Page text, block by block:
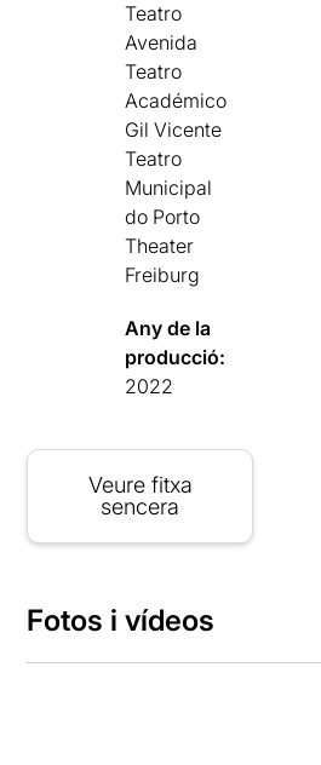
Teatro
Avenida
Teatro
Académico
Gil Vicente
Teatro
Municipal
do Porto
Theater
Freiburg
Any de la
producció:
2022
Veure fitxa
sencera
Fotos i vídeos